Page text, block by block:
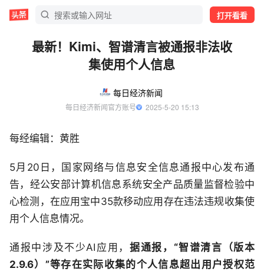
打开看看
最新！Kimi、智谱清言被通报非法收
集使用个人信息
每日经济新闻
每日经济新闻官方账号
  2025-5-20 15:13
每经编辑：黄胜
5月20日，国家网络与信息安全信息通报中心发布通
告，经公安部计算机信息系统安全产品质量监督检验中
心检测，在应用宝中35款移动应用存在违法违规收集使
用个人信息情况。
通报中涉及不少AI应用， 据通报，“智谱清言（版本
2.9.6）”等存在实际收集的个人信息超出用户授权范